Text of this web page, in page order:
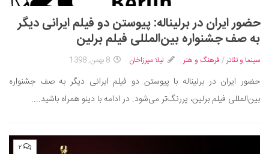
حضور ایران در برلیناله: پیوستن دو فیلم ایرانی دیگر
به صف جشنواره بین‌المللی فیلم برلین
سینما و تئاتر / فرهنگ و هنر لیلا میرزاخان 8 بهمن, 1398
حضور ایران در برلیناله با پیوستن دو فیلم ایرانی دیگر به صف جشنواره
بین‌المللی فیلم برلین، پررنگ‌تر می‌شود. در ادامه با دینو همراه باشید....
۲